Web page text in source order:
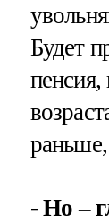
Будет
- Но –